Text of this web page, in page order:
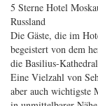
5 Sterne Hotel
Russland
Die Gäste, die im
begeistert von dem
die Basilius-
Eine Vielzahl von
aber auch wichtigste